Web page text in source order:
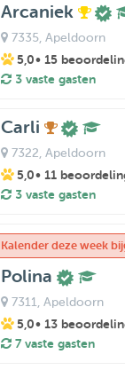
Arcaniek
7335, Apeldoorn
5,0• 15
3 vaste gasten
Carli
7322 , Apeldoorn
5,0• 11
3 vaste gasten
Kalender deze week
Polina
7311 , Apeldoorn
5,0• 13
7 vaste gasten